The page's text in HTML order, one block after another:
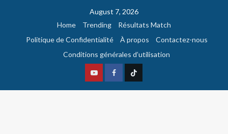
August 7, 2026
Home
Trending
Résultats Match
Politique de Confidentialité
À propos
Contactez-nous
Conditions générales d’utilisation